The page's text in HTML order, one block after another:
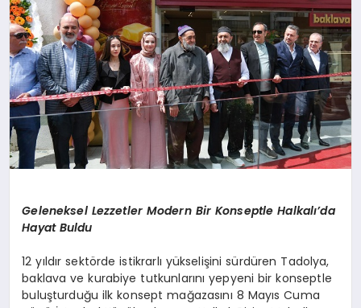
TEKNOLOJI
YAŞAM
MALATYA HABERLERI
Geleneksel Lezzetler Modern Bir Konseptle Halkalı’da
Hayat Buldu
12 yıldır sektörde istikrarlı yükselişini sürdüren Tadolya,
baklava ve kurabiye tutkunlarını yepyeni bir konseptle
buluşturduğu ilk konsept mağazasını 8 Mayıs Cuma